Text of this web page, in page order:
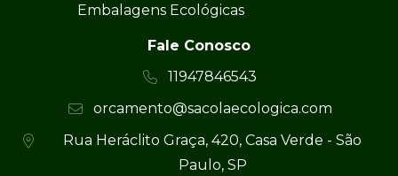
Embalagens Ecológicas
Fale Conosco
11947846543
orcamento@sacolaecologica.com
Rua Heráclito Graça, 420, Casa Verde - São
Paulo, SP